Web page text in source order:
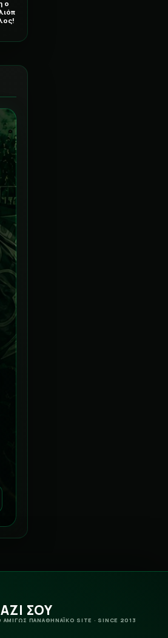
ο
ΣΟΥ
ΠΑΝΑΘΗΝΑΪΚΟ SITE · SINCE 2013